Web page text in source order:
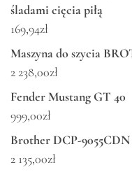
śladami cięcia piłą
169,94zł
Maszyna do szycia
2 238,00zł
Fender Mustang GT 40
999,00zł
Brother DCP-9055CDN
2 135,00zł